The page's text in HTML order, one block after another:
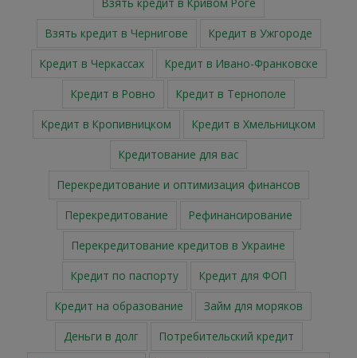
Взять кредит в Чернигове
Кредит в Ужгороде
Кредит в Черкассах
Кредит в Ивано-Франковске
Кредит в Ровно
Кредит в Тернополе
Кредит в Кропивницком
Кредит в Хмельницком
Кредитование для вас
Перекредитование и оптимизация финансов
Перекредитование
Рефинансирование
Перекредитование кредитов в Украине
Кредит по паспорту
Кредит для ФОП
Кредит на образование
Займ для моряков
Деньги в долг
Потребительский кредит